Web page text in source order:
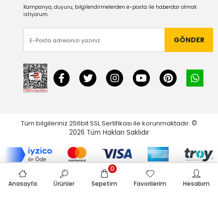
Kampanya, duyuru, bilgilendirmelerden e-posta ile haberdar olmak
istiyorum.
GÖNDER
Tüm bilgileriniz 256bit SSL Sertifikası ile korunmaktadır. ©
2026 Tüm Hakları Saklıdır
Anasayfa Ürünler Sepetim
0
Favorilerim
Hesabım